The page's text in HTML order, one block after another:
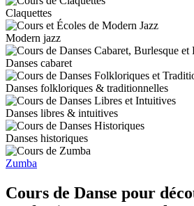
Claquettes
Modern jazz
Danses cabaret
Danses folkloriques & traditionnelles
Danses libres & intuitives
Danses historiques
Zumba
Cours de Danse pour